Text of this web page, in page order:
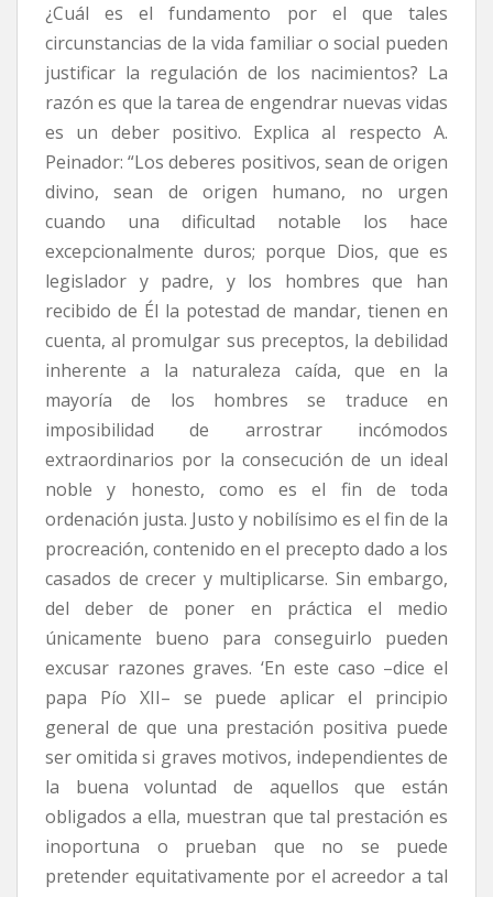
¿Cuál es el fundamento por el que tales
circunstancias de la vida familiar o social pueden
justificar la regulación de los nacimientos? La
razón es que la tarea de engendrar nuevas vidas
es un deber positivo. Explica al respecto A.
Peinador: “Los deberes positivos, sean de origen
divino, sean de origen humano, no urgen
cuando una dificultad notable los hace
excepcionalmente duros; porque Dios, que es
legislador y padre, y los hombres que han
recibido de Él la potestad de mandar, tienen en
cuenta, al promulgar sus preceptos, la debilidad
inherente a la naturaleza caída, que en la
mayoría de los hombres se traduce en
imposibilidad de arrostrar incómodos
extraordinarios por la consecución de un ideal
noble y honesto, como es el fin de toda
ordenación justa. Justo y nobilísimo es el fin de la
procreación, contenido en el precepto dado a los
casados de crecer y multiplicarse. Sin embargo,
del deber de poner en práctica el medio
únicamente bueno para conseguirlo pueden
excusar razones graves. ‘En este caso –dice el
papa Pío XII– se puede aplicar el principio
general de que una prestación positiva puede
ser omitida si graves motivos, independientes de
la buena voluntad de aquellos que están
obligados a ella, muestran que tal prestación es
inoportuna o prueban que no se puede
pretender equitativamente por el acreedor a tal